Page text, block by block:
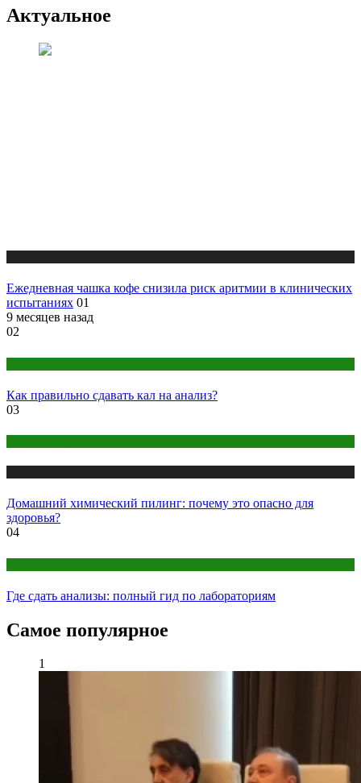
Актуальное
Ежедневная чашка кофе снизила риск аритмии в клинических
испытаниях 01
9 месяцев назад
02
Как правильно сдавать кал на анализ?
03
Домашний химический пилинг: почему это опасно для
здоровья?
04
Где сдать анализы: полный гид по лабораториям
Самое популярное
1